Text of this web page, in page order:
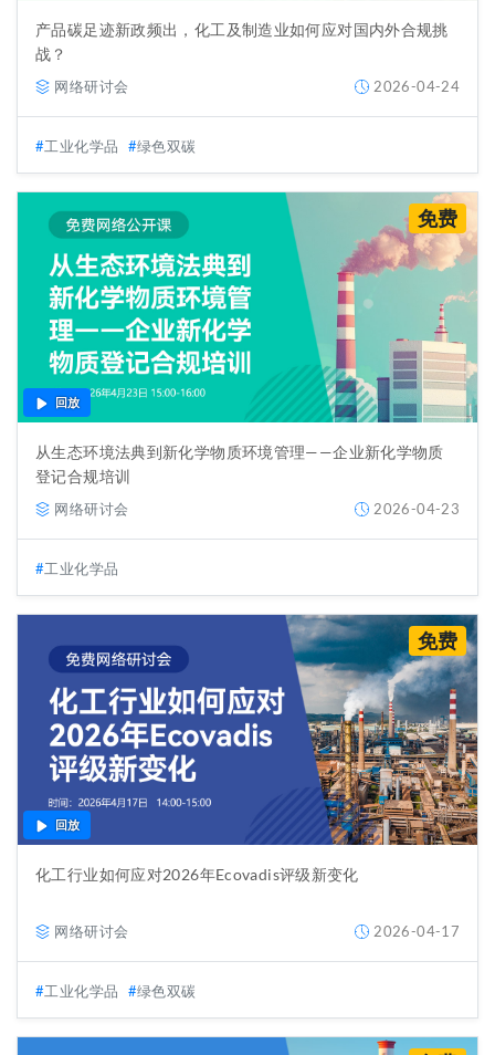
产品碳足迹新政频出，化工及制造业如何应对国内外合规挑
战？
网络研讨会 2026-04-24
工业化学品 绿色双碳
回放
免费
从生态环境法典到新化学物质环境管理——企业新化学物质
登记合规培训
网络研讨会 2026-04-23
工业化学品
回放
免费
化工行业如何应对2026年Ecovadis评级新变化
网络研讨会 2026-04-17
工业化学品 绿色双碳